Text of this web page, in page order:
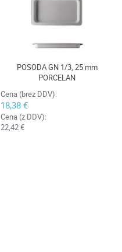
POSODA GN 1/3, 25 mm
PORCELAN
Cena (brez DDV):
18,38 €
Cena (z DDV):
22,42 €